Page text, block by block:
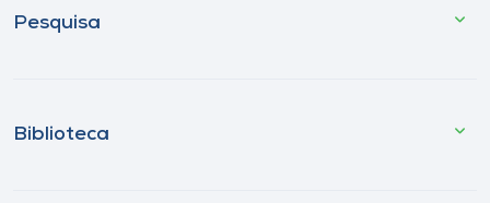
Pesquisa
Biblioteca